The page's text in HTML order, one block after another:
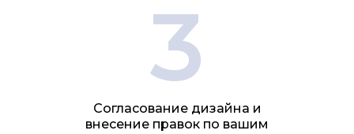
3
Согласование дизайна и
внесение правок по вашим